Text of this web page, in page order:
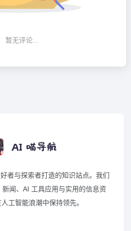
暂无评论...
者与探索者打造的知识站点。我们
闻、AI 工具应用与实用的信息资
工智能浪潮中保持领先。